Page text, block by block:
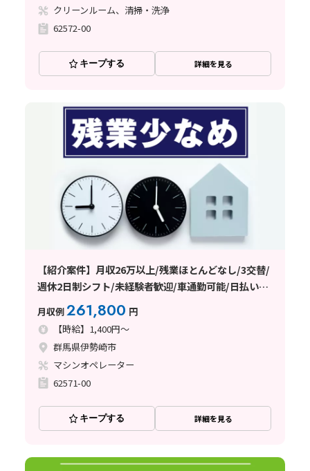
クリーンルーム、清掃・洗浄
62572-00
キープする 詳細を見る
【紹介案件】月収26万以上/残業ほとんどなし/3交替/
週休2日制シフト/未経験者歓迎/車通勤可能/日払い・
週払い制度あり
月収例261,800 円
【時給】1,400円～
群馬県伊勢崎市
マシンオペレーター
62571-00
キープする 詳細を見る